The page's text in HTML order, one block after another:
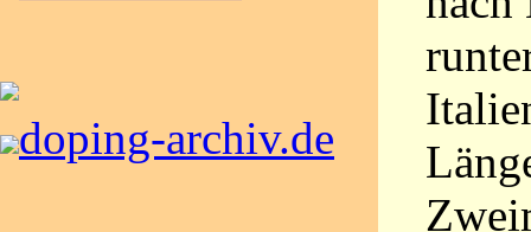
doping-archiv.de